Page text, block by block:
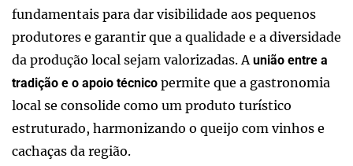
fundamentais para dar visibilidade aos pequenos
produtores e garantir que a qualidade e a diversidade
da produção local sejam valorizadas. A união entre a
tradição e o apoio técnico permite que a gastronomia
local se consolide como um produto turístico
estruturado, harmonizando o queijo com vinhos e
cachaças da região.